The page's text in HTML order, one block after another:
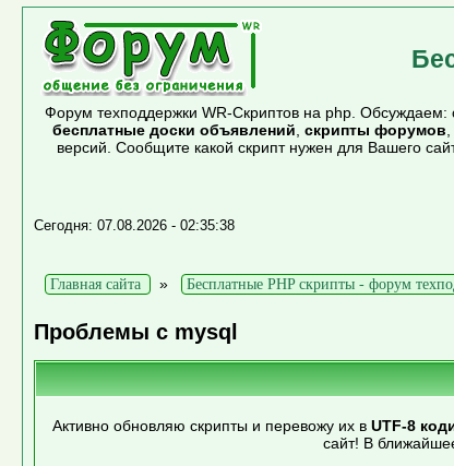
Форум техподдержки WR-Скриптов на php. Обсуждаем:
бесплатные доски объявлений скрипты форумов
версий. Сообщите какой скрипт нужен для Вашего
Сегодня: 07.08.2026 - 02:35:38
Главная сайта » Бесплатные PHP скрипты - форум
Проблемы с mysql
Активно обновляю скрипты и перевожу их в UTF-8
сайт! В